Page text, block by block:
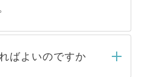
ばよいのですか